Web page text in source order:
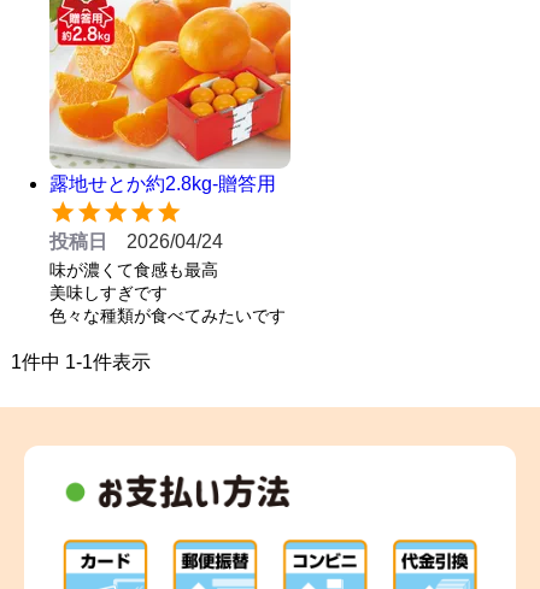
露地せとか約2.8kg-贈答用
投稿日 2026/04/24
味が濃くて食感も最高
美味しすぎです
色々な種類が食べてみたいです
1件中 1-1件表示